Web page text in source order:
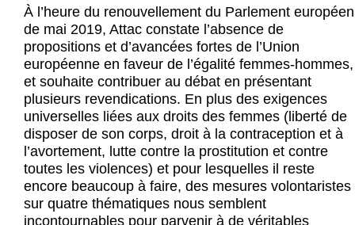
À l’heure du renouvellement du Parlement européen
de mai 2019, Attac constate l’absence de
propositions et d’avancées fortes de l’Union
européenne en faveur de l’égalité femmes-hommes,
et souhaite contribuer au débat en présentant
plusieurs revendications. En plus des exigences
universelles liées aux droits des femmes (liberté de
disposer de son corps, droit à la contraception et à
l’avortement, lutte contre la prostitution et contre
toutes les violences) et pour lesquelles il reste
encore beaucoup à faire, des mesures volontaristes
sur quatre thématiques nous semblent
incontournables pour parvenir à de véritables